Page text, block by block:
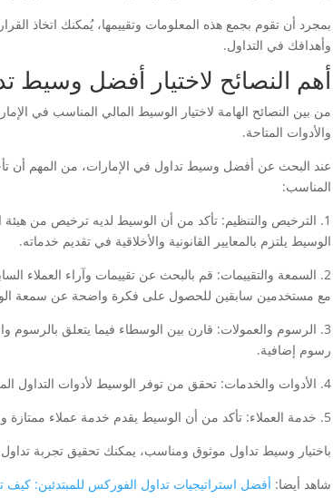
بمجرد أن تقوم بجمع هذه المعلومات وتقييمها، يُمكنك اتخاذ
وأهدافك في التداول.
أهم النصائح لاختيار أفضل وسيط
من بين النصائح الهامة لاختيار الوسيط المالي المناسب في
والأدوات المتاحة.
عند البحث عن أفضل وسيط تداول في الإمارات، من المهم أن
المناسب:
1. الترخيص والتنظيم: تأكد من أن الوسيط لديه ترخيص من هيئة
الوسيط يلتزم بالمعايير القانونية والأخلاقية في تقديم خدماته.
2. السمعة والتقييمات: قم بالبحث عن تقييمات وآراء العملاء
مع مستخدمين سابقين للحصول على فكرة واضحة عن سمعة
3. الرسوم والعمولات: قارن بين الوسطاء فيما يتعلق بالرسوم
رسوم إضافية.
4. الأدوات والخدمات: تحقق من توفر الوسيط لأدوات التداول المختلفة، وكذلك الخدمات الإضافية مثل التحليل الفني والأخبار المالية.
5. خدمة العملاء: تأكد من أن الوسيط يقدم خدمة عملاء ممتازة ومتاحة على مدار الساعة لمساعدتك في حالة وجود مشكلات.
باختيار وسيط تداول موثوق ومناسب، يمكنك تحقيق تجربة
شاهد أيضا: أفضل استراتيجيات تداول الفوركس للمبتدئين: